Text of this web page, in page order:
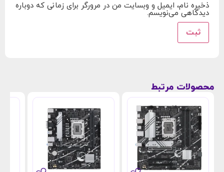
ذخیره نام، ایمیل و وبسایت من در مرورگر برای زمانی که دوباره
دیدگاهی می‌نویسم.
محصولات مرتبط